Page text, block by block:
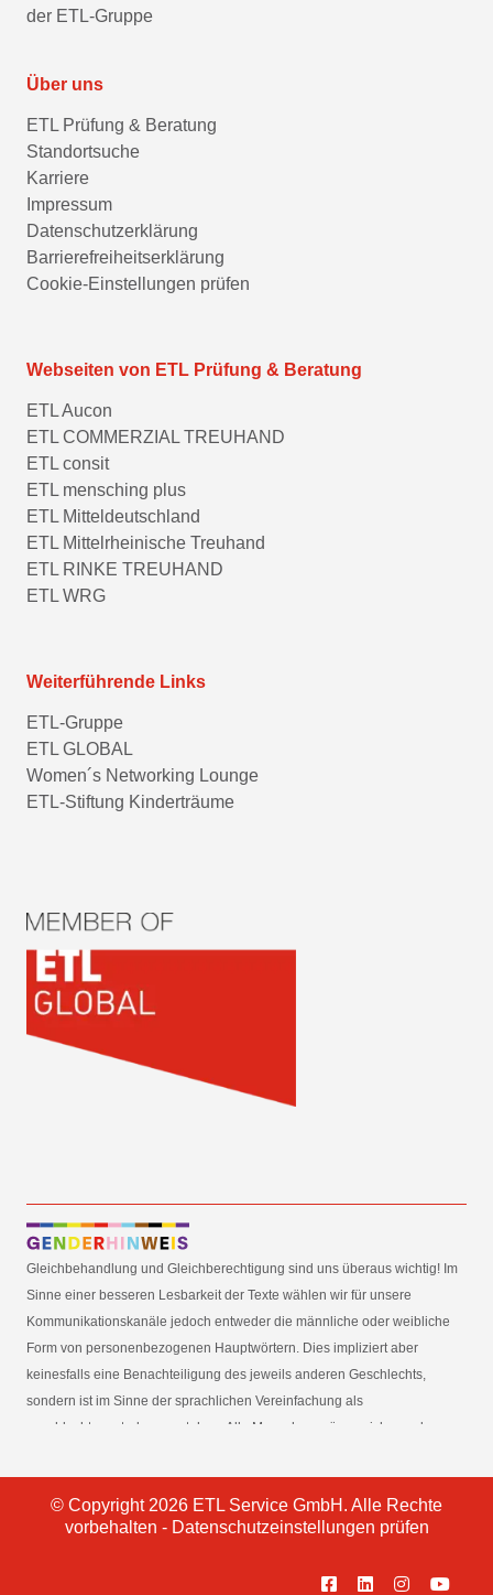
der ETL-Gruppe
Über uns
ETL Prüfung & Beratung
Standortsuche
Karriere
Impressum
Datenschutzerklärung
Barrierefreiheitserklärung
Cookie-Einstellungen prüfen
Webseiten von ETL Prüfung & Beratung
ETL Aucon
ETL COMMERZIAL TREUHAND
ETL consit
ETL mensching plus
ETL Mitteldeutschland
ETL Mittelrheinische Treuhand
ETL RINKE TREUHAND
ETL WRG
Weiterführende Links
ETL-Gruppe
ETL GLOBAL
Women´s Networking Lounge
ETL-Stiftung Kinderträume
Gleichbehandlung und Gleichberechtigung sind uns überaus wichtig! Im
Sinne einer besseren Lesbarkeit der Texte wählen wir für unsere
Kommunikationskanäle jedoch entweder die männliche oder weibliche
Form von personenbezogenen Hauptwörtern. Dies impliziert aber
keinesfalls eine Benachteiligung des jeweils anderen Geschlechts,
sondern ist im Sinne der sprachlichen Vereinfachung als
geschlechtsneutral zu verstehen. Alle Menschen mögen sich von den
fühlen. Im Sinne der Gender Mainstreaming-Strategie der
Bundesregierung vertreten wir ausdrücklich eine Politik der
gleichstellungssensiblen Informationsvermittlung.
© Copyright 2026 ETL Service GmbH. Alle Rechte
vorbehalten - Datenschutzeinstellungen prüfen